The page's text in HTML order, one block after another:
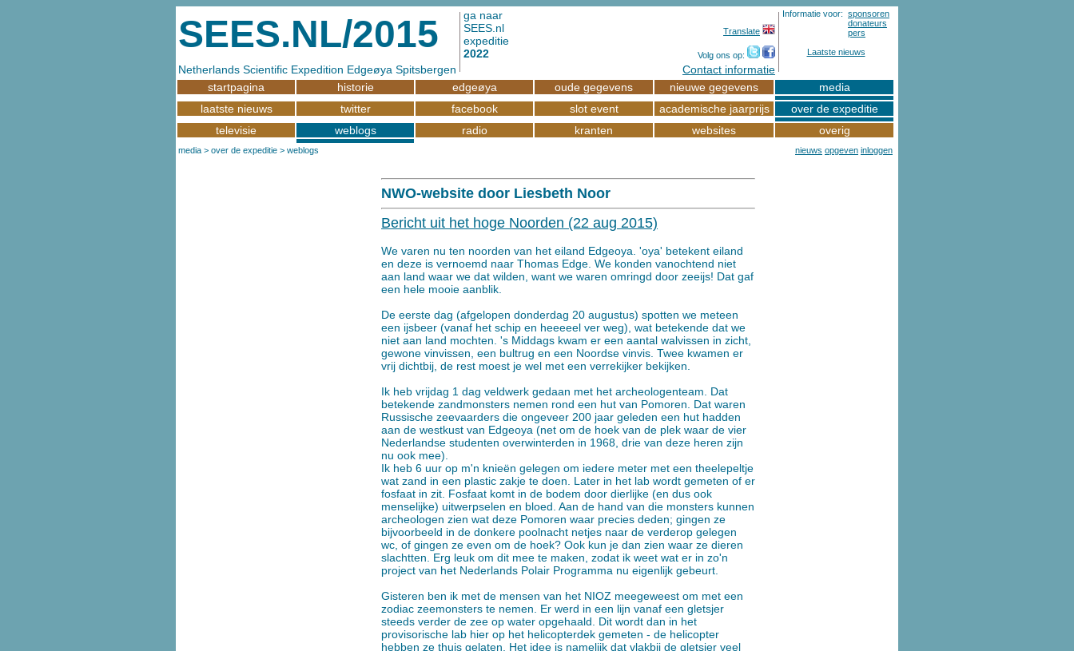
SEES.NL/2015
ga naar
SEES.nl
expeditie
2022
Translate
Volg ons op:
Informatie voor: sponsoren
donateurs
pers
Laatste nieuws
Netherlands Scientific Expedition Edgeøya Spitsbergen
Contact informatie
startpagina
historie edgeøya oude gegevens nieuwe gegevens
media
laatste nieuws
twitter facebook slot event academische jaarprijs
over de expeditie
televisie
weblogs radio kranten websites overig
media > over de expeditie > weblogs nieuws opgeven inloggen
NWO-website door Liesbeth Noor
Bericht uit het hoge Noorden (22 aug 2015)
We varen nu ten noorden van het eiland Edgeoya. 'oya' betekent eiland
en deze is vernoemd naar Thomas Edge. We konden vanochtend niet
aan land waar we dat wilden, want we waren omringd door zeeijs! Dat gaf
een hele mooie aanblik.
De eerste dag (afgelopen donderdag 20 augustus) spotten we meteen
een ijsbeer (vanaf het schip en heeeeel ver weg), wat betekende dat we
niet aan land mochten. 's Middags kwam er een aantal walvissen in zicht,
gewone vinvissen, een bultrug en een Noordse vinvis. Twee kwamen er
vrij dichtbij, de rest moest je wel met een verrekijker bekijken.
Ik heb vrijdag 1 dag veldwerk gedaan met het archeologenteam. Dat
betekende zandmonsters nemen rond een hut van Pomoren. Dat waren
Russische zeevaarders die ongeveer 200 jaar geleden een hut hadden
aan de westkust van Edgeoya (net om de hoek van de plek waar de vier
Nederlandse studenten overwinterden in 1968, drie van deze heren zijn
nu ook mee).
Ik heb 6 uur op m'n knieën gelegen om iedere meter met een theelepeltje
wat zand in een plastic zakje te doen. Later in het lab wordt gemeten of er
fosfaat in zit. Fosfaat komt in de bodem door dierlijke (en dus ook
menselijke) uitwerpselen en bloed. Aan de hand van die monsters kunnen
archeologen zien wat deze Pomoren waar precies deden; gingen ze
bijvoorbeeld in de donkere poolnacht netjes naar de verderop gelegen
wc, of gingen ze even om de hoek? Ook kun je dan zien waar ze dieren
slachtten. Erg leuk om dit mee te maken, zodat ik weet wat er in zo'n
project van het Nederlands Polair Programma nu eigenlijk gebeurt.
Gisteren ben ik met de mensen van het NIOZ meegeweest om met een
zodiac zeemonsters te nemen. Er werd in een lijn vanaf een gletsjer
steeds verder de zee op water opgehaald. Dit wordt dan in het
provisorische lab hier op het helicopterdek gemeten - de helicopter
hebben ze thuis gelaten. Het idee is namelijk dat vlakbij de gletsjer veel